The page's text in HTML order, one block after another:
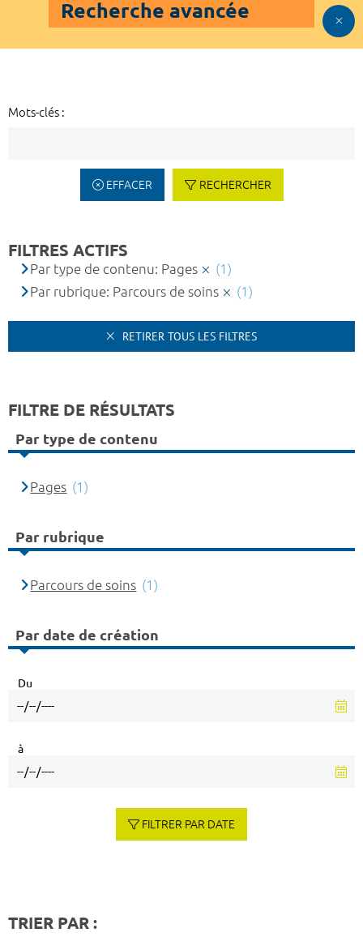
Recherche avancée
Mots-clés :
EFFACER RECHERCHER
FILTRES ACTIFS
Par type de contenu: Pages
(1)
Par rubrique: Parcours de soins
(1)
RETIRER TOUS LES FILTRES
FILTRE DE RÉSULTATS
Par type de contenu
Pages (1)
Par rubrique
Parcours de soins (1)
Par date de création
Du
à
FILTRER PAR DATE
TRIER PAR :